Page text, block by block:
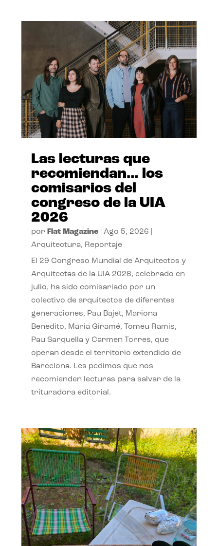
Las lecturas que
recomiendan… los
comisarios del
congreso de la UIA
2026
por Flat Magazine| Ago 5, 2026
Arquitectura, Reportaje
El 29 Congreso Mundial de Arquitectos y
Arquitectas de la UIA 2026, celebrado en
julio, ha sido comisariado por un
colectivo de arquitectos de diferentes
generaciones, Pau Bajet, Mariona
Benedito, Maria Giramé, Tomeu Ramis,
Pau Sarquella y Carmen Torres, que
operan desde el territorio extendido de
Barcelona. Les pedimos que nos
recomienden lecturas para salvar de la
trituradora editorial.